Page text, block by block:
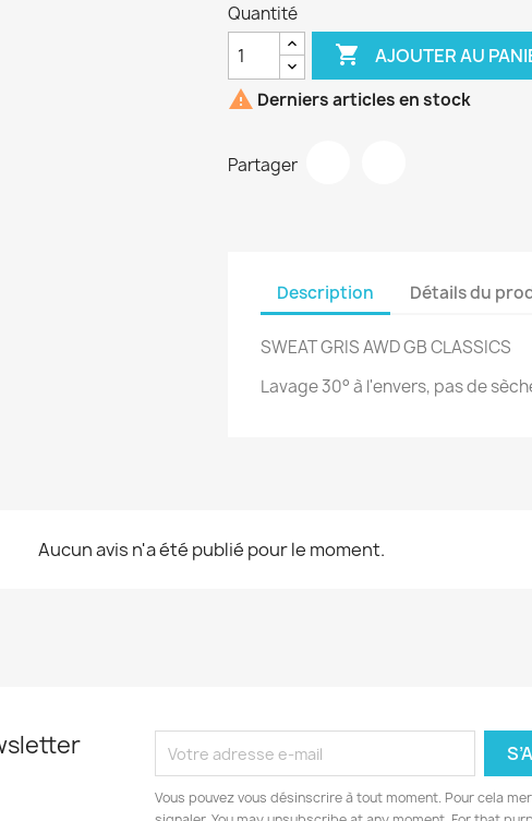
Quantité
 AJOUTER AU
 Derniers articles en stock
Partager
Description Détails du
SWEAT GRIS AWD GB CLASSICS
Lavage 30° à l'envers, pas de
Aucun avis n'a été publié pour le moment.
Vous pouvez vous désinscrire à tout moment. Pour cela